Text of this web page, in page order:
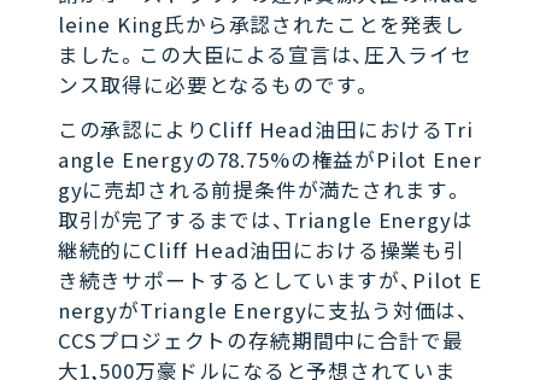
leine King氏から承認されたことを発表し
ました。この大臣による宣言は、圧入ライセ
ンス取得に必要となるものです。
この承認によりCliff Head油田におけるTri
angle Energyの78.75%の権益がPilot Ener
gyに売却される前提条件が満たされます。
取引が完了するまでは、Triangle Energyは
継続的にCliff Head油田における操業も引
き続きサポートするとしていますが、Pilot E
nergyがTriangle Energyに支払う対価は、
CCSプロジェクトの存続期間中に合計で最
大1,500万豪ドルになると予想されていま